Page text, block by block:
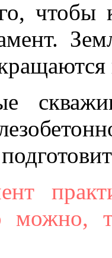
чтобы
можно,